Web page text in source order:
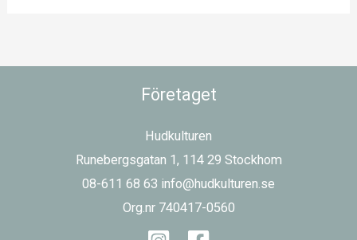
Företaget
Hudkulturen
Runebergsgatan 1, 114 29 Stockhom
08-611 68 63 info@hudkulturen.se
Org.nr 740417-0560